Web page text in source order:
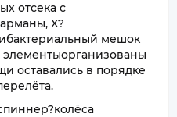
отсека с
X?
мешок
оставались в порядке